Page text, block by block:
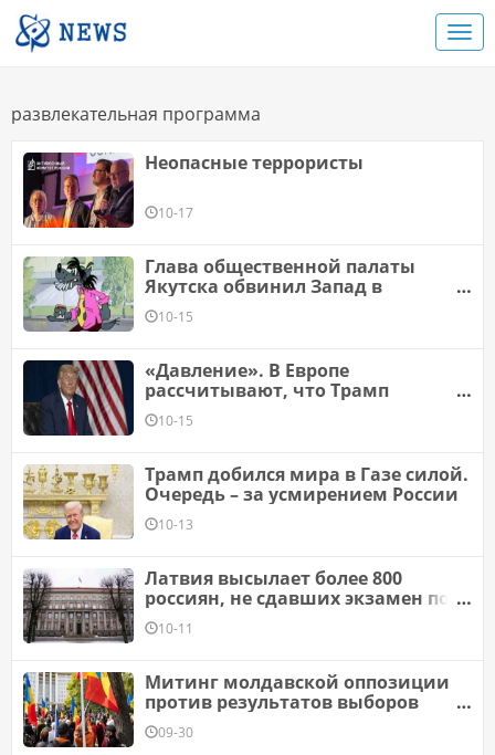
развлекательная программа
Неопасные террористы
10-17
Глава общественной палаты
Якутска обвинил Запад в
пропаганде курения через
советские мультфильмы для
10-15
«Давление». В Европе
рассчитывают, что Трамп
применит использованную в Газе
тактику для остановки агрессии
10-15
Трамп добился мира в Газе силой.
Очередь – за усмирением России
10-13
Латвия высылает более 800
россиян, не сдавших экзамен по
языку
10-11
Митинг молдавской оппозиции
против результатов выборов
продлился 15 минут и собрал
несколько сотен человек
09-30